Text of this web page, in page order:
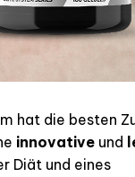
hat die besten
innovative und
Diät und eines